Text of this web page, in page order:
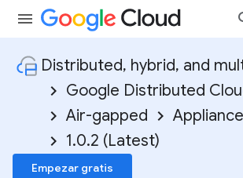
Distributed, hybrid, and
Google Distributed
Air-gapped
Appliance
1.0.2 (Latest)
Empezar gratis